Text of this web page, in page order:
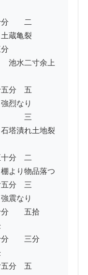
　　二
蔵亀裂
三分
池水二寸余上
分　五
烈なり
　　三
塔潰れ土地裂
分　二
より物品落つ
分　三
震なり
　　五拾
　　三分
分　五